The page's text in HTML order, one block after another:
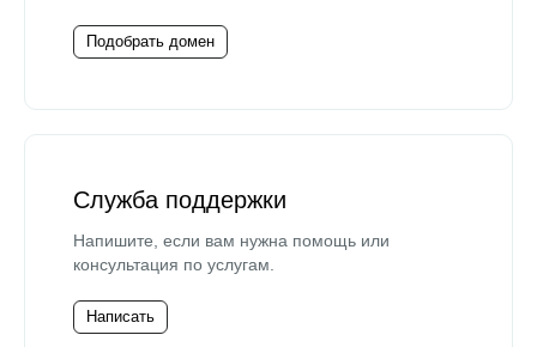
Подобрать домен
Служба поддержки
Напишите, если вам нужна помощь или
консультация по услугам.
Написать